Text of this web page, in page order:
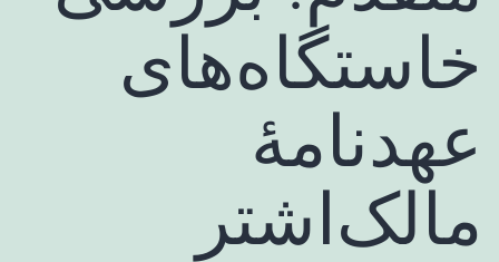
خاستگاه‌های
عهدنامۀ
مالک‌اشتر